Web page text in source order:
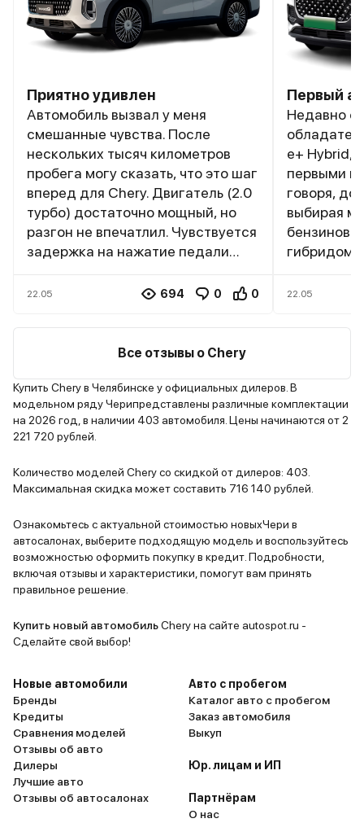
Приятно удивлен
Автомобиль вызвал у меня
смешанные чувства. После
нескольких тысяч километров
пробега могу сказать, что это шаг
вперед для Chery. Двигатель (2.0
турбо) достаточно мощный, но
разгон не впечатлил. Чувствуется
задержка на нажатие педали
ступенчатый робот) работает
при переключениях. Расход
топлива в городе достаточно
100 км. Из плюсов также стоит
отметить богатую комплектацию.
Есть все необходимые опции:
адаптивный круиз-контроль,
камеры кругового обзора,
панорамная крыша,
Мультимедийная система
работает быстро и без глюков. В
целом, Chery Tiggo 9 неплохой
22.05 694 0 0
Первый
Недавно
e+ Hybrid,
первыми
говоря,
выбирая
гибридом,
Внешний
Машина
стильная
Салон
но
гибридная
с места,
что
топливо.
22.05
Все отзывы о Chery
Купить Chery в Челябинске у официальных дилеров. В
модельном ряду Черипредставлены различные комплектации
на 2026 год, в наличии 403 автомобиля. Цены начинаются от 2
221 720 рублей.
Количество моделей Chery со скидкой от дилеров: 403.
Максимальная скидка может составить 716 140 рублей.
Ознакомьтесь с актуальной стоимостью новыхЧери в
автосалонах, выберите подходящую модель и воспользуйтесь
возможностью оформить покупку в кредит. Подробности,
включая отзывы и характеристики, помогут вам принять
правильное решение.
Купить новый автомобильChery на сайте autospot.ru -
Сделайте свой выбор!
Новые автомобили
Бренды
Кредиты
Сравнения моделей
Отзывы об авто
Дилеры
Лучшие авто
Отзывы об автосалонах
Авто с пробегом
Каталог авто с пробегом
Заказ автомобиля
Выкуп
Юр. лицам и ИП
Партнёрам
О нас